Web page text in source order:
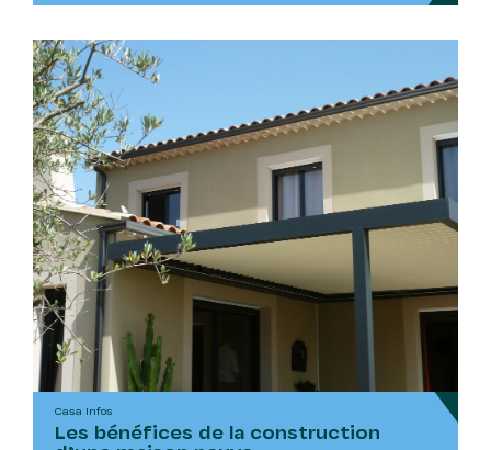
Casa Infos
Les bénéfices de la construction